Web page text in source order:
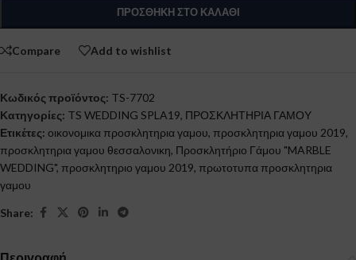
ΠΡΟΣΘΉΚΗ ΣΤΟ ΚΑΛΆΘΙ
Compare Add to wishlist
Κωδικός προϊόντος: TS-7702
Κατηγορίες: TS WEDDING SPLA19, ΠΡΟΣΚΛΗΤΗΡΙΑ ΓΑΜΟΥ
Ετικέτες: οικονομικα προσκλητηρια γαμου, προσκλητηρια γαμου 2019,
προσκλητηρια γαμου θεσσαλονικη, Προσκλητήριο Γάμου "MARBLE
WEDDING", προσκλητηριο γαμου 2019, πρωτοτυπα προσκλητηρια
γαμου
Share: